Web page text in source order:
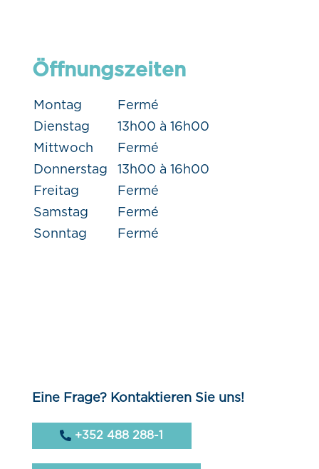
Öffnungszeiten
Montag
Fermé
Dienstag
13h00 à 16h00
Mittwoch
Fermé
Donnerstag
13h00 à 16h00
Freitag
Fermé
Samstag
Fermé
Sonntag
Fermé
Eine Frage? Kontaktieren Sie uns!
+352 488 288-1